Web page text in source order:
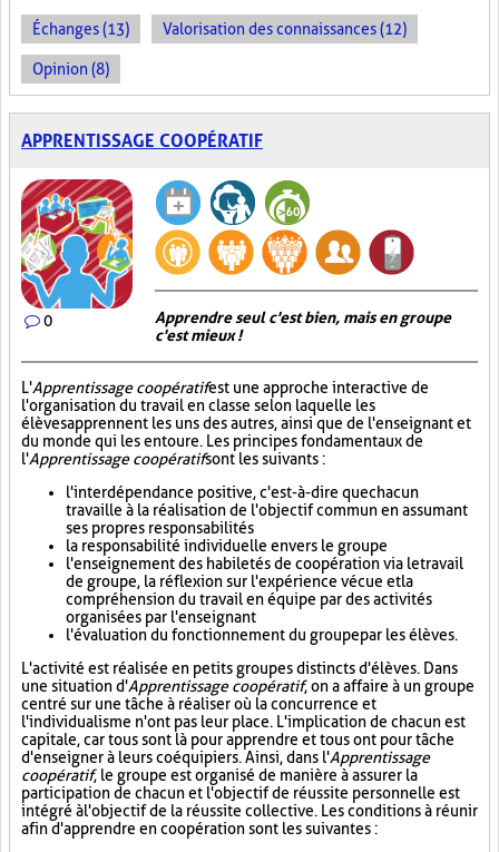
Échanges (13) Valorisation des connaissances (12)
Opinion (8)
APPRENTISSAGE COOPÉRATIF
0
Apprendre seul c'est bien, mais en groupe
c'est mieux !
L'Apprentissage coopératifest une approche interactive de
l'organisation du travail en classe selon laquelle les
élèves apprennent les uns des autres, ainsi que de l'enseignant et
du monde qui les entoure. Les principes fondamentaux de
l'Apprentissage coopératifsont les suivants :
l'interdépendance positive, c'est-à-dire que chacun
travaille à la réalisation de l'objectif commun en assumant
ses propres responsabilités
la responsabilité individuelle envers le groupe
l'enseignement des habiletés de coopération via le travail
de groupe, la réflexion sur l'expérience vécue et la
compréhension du travail en équipe par des activités
organisées par l'enseignant
l'évaluation du fonctionnement du groupe par les élèves.
L'activité est réalisée en petits groupes distincts d'élèves. Dans
une situation d'Apprentissage coopératif, on a affaire à un groupe
centré sur une tâche à réaliser où la concurrence et
l'individualisme n'ont pas leur place. L'implication de chacun est
capitale, car tous sont là pour apprendre et tous ont pour tâche
d'enseigner à leurs coéquipiers. Ainsi, dans l'Apprentissage
coopératif, le groupe est organisé de manière à assurer la
participation de chacun et l'objectif de réussite personnelle est
intégré à l'objectif de la réussite collective. Les conditions à réunir
afin d'apprendre en coopération sont les suivantes :